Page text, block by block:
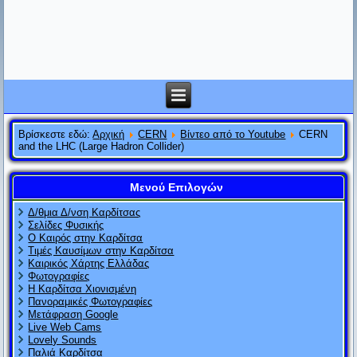
Βρίσκεστε εδώ:Αρχική CERN Βίντεο από το Youtube
CERN
and the LHC (Large Hadron Collider)
Μενού Επιλογών
Δ/θμια Δ/νση Καρδίτσας
Σελίδες Φυσικής
Ο Καιρός στην Καρδίτσα
Τιμές Καυσίμων στην Καρδίτσα
Καιρικός Χάρτης Ελλάδας
Φωτογραφίες
Η Καρδίτσα Χιονισμένη
Πανοραμικές Φωτογραφίες
Μετάφραση Google
Live Web Cams
Lovely Sounds
Παλιά Καρδίτσα